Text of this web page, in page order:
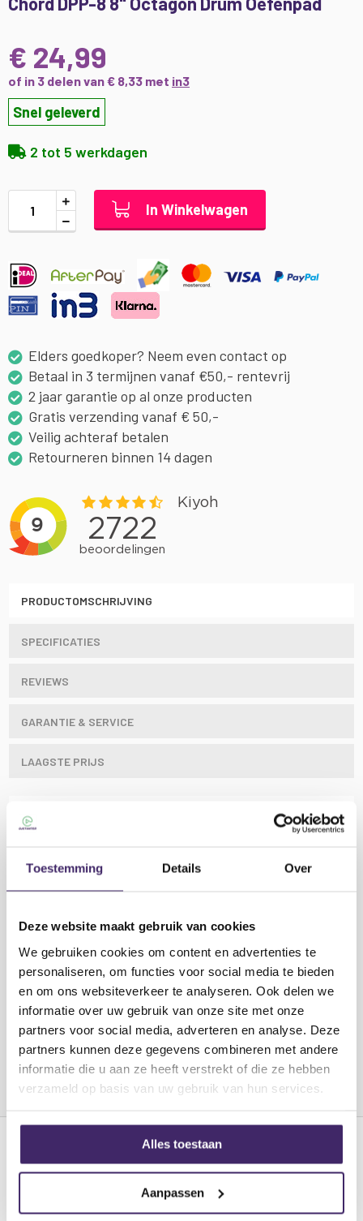
Toestemming Details Over
Deze website maakt gebruik van cookies
We gebruiken cookies om content en advertenties te
personaliseren, om functies voor social media te bieden
en om ons websiteverkeer te analyseren. Ook delen we
informatie over uw gebruik van onze site met onze
partners voor social media, adverteren en analyse. Deze
partners kunnen deze gegevens combineren met andere
informatie die u aan ze heeft verstrekt of die ze hebben
verzameld op basis van uw gebruik van hun services.
Alles toestaan
Aanpassen
€ 24,99
of in 3 delen van € 8,33 met in3
Snel geleverd
2 tot 5 werkdagen
In Winkelwagen
Elders goedkoper? Neem even contact op
Betaal in 3 termijnen vanaf €50,- rentevrij
2 jaar garantie op al onze producten
Gratis verzending vanaf € 50,-
Veilig achteraf betalen
Retourneren binnen 14 dagen
naar
begin
van
de
afbeeldingen-
gallerij
PRODUCTOMSCHRIJVING
SPECIFICATIES
REVIEWS
GARANTIE & SERVICE
LAAGSTE PRIJS
8 inch achthoekige drumpad met beschermende
tafel met stokken en M8-
schroefdraadbevestigingspunt voor montage op een
Kenmerken Chord DPP-8 8" Octagon Drum
Oefenpad:
Responsief rubberen kussen
Beschermende schuimrubberen basis
Specificaties Kenmerken Chord DPP-8 8"
Octagon Drum Oefenpad:
Afmetingen:27 x 207 mmØ
Lees meer